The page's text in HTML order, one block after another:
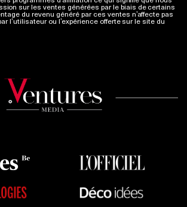
sur les ventes générées par le biais de certains
du revenu généré par ces ventes n’affecte pas
l’utilisateur ou l’expérience offerte sur le site du